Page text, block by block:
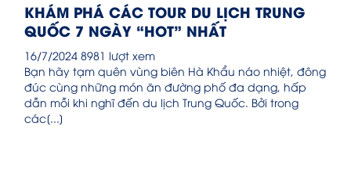
KHÁM PHÁ CÁC TOUR DU LỊCH TRUNG
QUỐC 7 NGÀY “HOT” NHẤT
16/7/2024 8981 lượt xem
Bạn hãy tạm quên vùng biên Hà Khẩu náo nhiệt, đông
đúc cùng những món ăn đường phố đa dạng, hấp
dẫn mỗi khi nghĩ đến du lịch Trung Quốc. Bởi trong
các[...]